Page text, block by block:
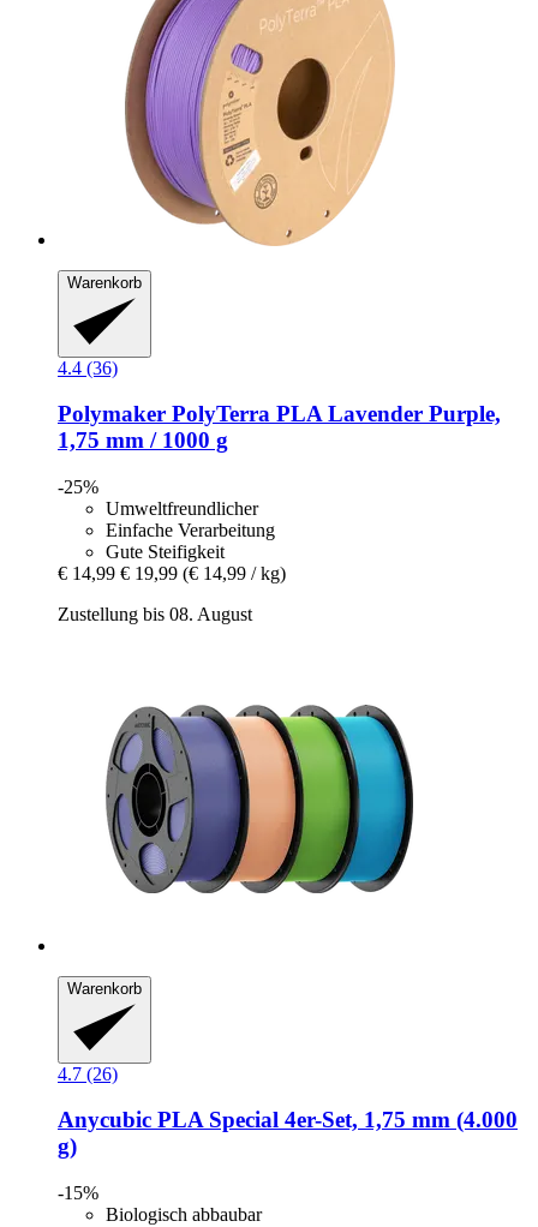
Warenkorb
4.4 (36)
Polymaker PolyTerra PLA Lavender Purple,
1,75 mm / 1000 g
-25%
Umweltfreundlicher
Einfache Verarbeitung
Gute Steifigkeit
€ 14,99 € 19,99 (€ 14,99 / kg)
Zustellung bis 08. August
Warenkorb
4.7 (26)
Anycubic PLA Special 4er-​Set, 1,75 mm (4.000
g)
-15%
Biologisch abbaubar